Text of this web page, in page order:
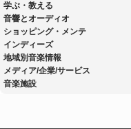
学ぶ・教える
音響とオーディオ
ショッピング・メンテ
インディーズ
地域別音楽情報
メディア/企業/サービス
音楽施設